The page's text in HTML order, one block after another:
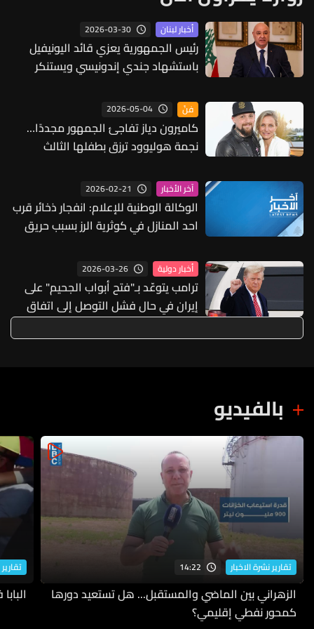
أخبار لبنان 2026-03-30
رئيس الجمهورية يعزي قائد اليونيفيل
باستشهاد جندي إندونيسي ويستنكر
فنّ 2026-05-04
كاميرون دياز تفاجئ الجمهور مجددًا…
نجمة هوليوود ترزق بطفلها الثالث
آخر الأخبار 2026-02-21
الوكالة الوطنية للإعلام: انفجار ذخائر قرب
احد المنازل في كوثرية الرز بسبب حريق
أخبار دولية 2026-03-26
ترامب يتوعّد بـ"فتح أبواب الجحيم" على
إيران في حال فشل التوصل إلى اتفاق
بالفيديو
تقارير نشرة الاخبار 14:22
الزهراني بين الماضي والمستقبل... هل تستعيد دورها
كمحور نفطي إقليمي؟